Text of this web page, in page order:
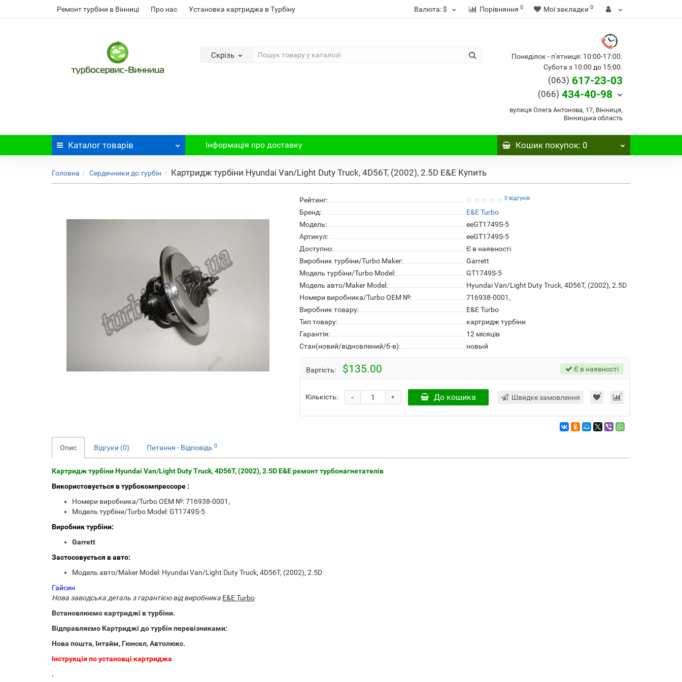
Ремонт турбіни в Вінниці Про нас Установка картриджа в Турбіну Валюта:$ Порівняння 0 Мої закладки 0
Скрізь
Понеділок - п'ятниця: 10:00-17:00.
Субота з 10:00 до 15:00.
(063) 617-23-03
(066) 434-40-98
вулиця Олега Антонова, 17, Вінниця,
Вінницька область
Каталог товарів Інформація про доставку Кошикпокупок: 0
Головна Сердечники до турбін Картридж турбіни Hyundai Van/Light Duty Truck, 4D56T, (2002), 2.5D E&E Купить
Рейтинг: 0 відгуків
Бренд:
E&E Turbo
Модель:
eeGT1749S-5
Артикул:
eeGT1749S-5
Доступно:
Є в наявності
Виробник турбіни/Turbo Maker:
Garrett
Модель турбіни/Turbo Model:
GT1749S-5
Модель авто/Maker Model:
Hyundai Van/Light Duty Truck, 4D56T, (2002), 2.5D
Номери виробника/Turbo OEM №:
716938-0001,
Виробник товару:
E&E Turbo
Тип товару:
картридж турбіни
Гарантія:
12 місяців
Стан(новий/відновлений/б-в):
новый
Вартість: $135.00 Є в наявності
Кількість: +
- До кошика Швидке замовлення
Опис Відгуки (0) Питання - Відповідь 0
Картридж турбіни Hyundai Van/Light Duty Truck, 4D56T, (2002), 2.5D E&E ремонт турбонагнетателів
Використовується в турбокомпрессоре :
Номери виробника/Turbo OEM №: 716938-0001,
Модель турбіни/Turbo Model: GT1749S-5
Виробник турбіни:
Garrett
Застосовується в авто:
Модель авто/Maker Model: Hyundai Van/Light Duty Truck, 4D56T, (2002), 2.5D
Гайсин
Нова заводська деталь з гарантією від виробника E&E Turbo
Встановлюємо картриджі в турбіни.
Відправляємо Картриджі до турбін перевізниками:
Нова пошта, Інтайм, Гюнсел, Автолюкс.
Інструкція по установці картриджа
.